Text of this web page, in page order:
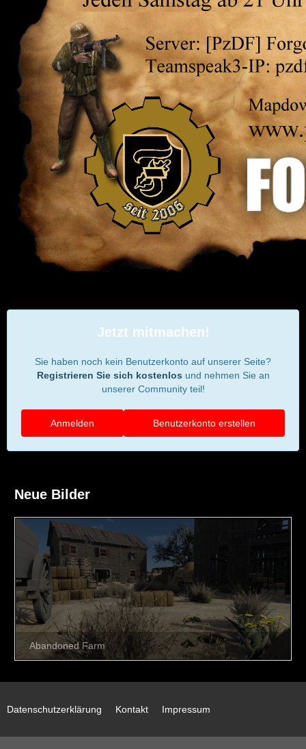
Jetzt mitmachen!
Sie haben noch kein Benutzerkonto auf unserer Seite?
Registrieren Sie sich kostenlos und nehmen Sie an
unserer Community teil!
Benutzerkonto erstellen
Anmelden
Neue Bilder
Datenschutzerklärung Kontakt Impressum